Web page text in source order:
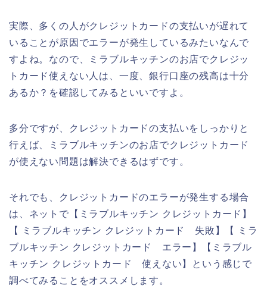
実際、多くの人がクレジットカードの支払いが遅れて
いることが原因でエラーが発生しているみたいなんで
すよね。なので、ミラブルキッチンのお店でクレジッ
トカード使えない人は、一度、銀行口座の残高は十分
あるか？を確認してみるといいですよ。
多分ですが、クレジットカードの支払いをしっかりと
行えば、ミラブルキッチンのお店でクレジットカード
が使えない問題は解決できるはずです。
それでも、クレジットカードのエラーが発生する場合
は、ネットで【ミラブルキッチン クレジットカード】
【 ミラブルキッチン クレジットカード 失敗】【 ミラ
ブルキッチン クレジットカード エラー】【ミラブル
キッチン クレジットカード 使えない】という感じで
調べてみることをオススメします。